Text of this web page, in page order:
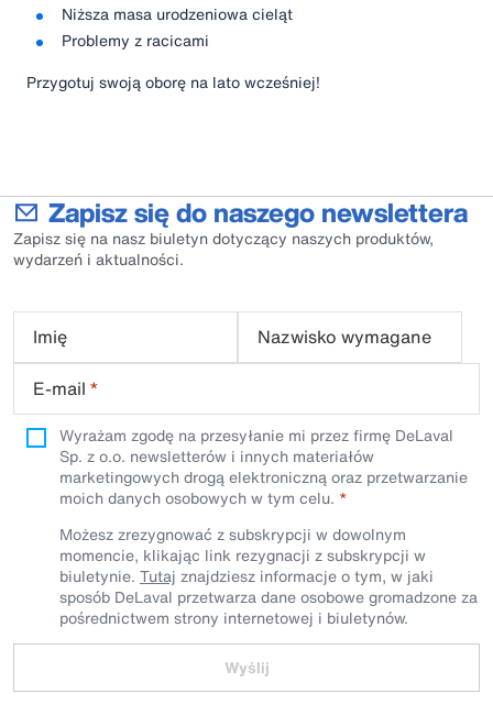
Niższa masa urodzeniowa cieląt
Problemy z racicami
Przygotuj swoją oborę na lato wcześniej!
Zapisz się do naszego newslettera
Zapisz się na nasz biuletyn dotyczący naszych produktów,
wydarzeń i aktualności.
Imię
Nazwisko wymagane
E-mail *
Wyrażam zgodę na przesyłanie mi przez firmę DeLaval
Sp. z o.o. newsletterów i innych materiałów
marketingowych drogą elektroniczną oraz przetwarzanie
moich danych osobowych w tym celu.
Możesz zrezygnować z subskrypcji w dowolnym
momencie, klikając link rezygnacji z subskrypcji w
biuletynie. Tutaj znajdziesz informacje o tym, w jaki
sposób DeLaval przetwarza dane osobowe gromadzone za
pośrednictwem strony internetowej i biuletynów.
Wyślij